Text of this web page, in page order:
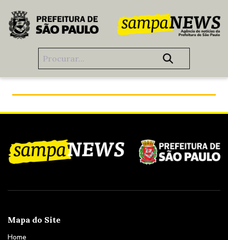
Pular para o Conteúdo principal
Mapa do Site
Home